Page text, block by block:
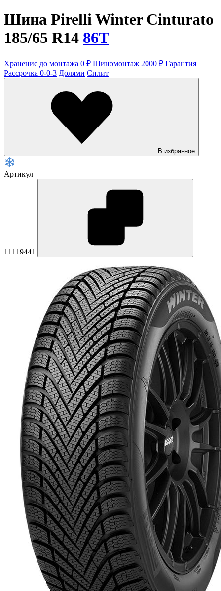
Шина Pirelli Winter Cinturato
185/65 R14 86T
Хранение до монтажа 0 ₽ Шиномонтаж 2000 ₽ Гарантия
Рассрочка 0-0-3 Долями Сплит
В избранное
Артикул
11119441